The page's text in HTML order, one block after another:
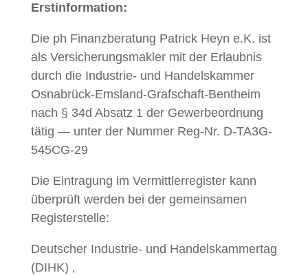
Erstin­for­ma­tion:
Die ph Finanzber­atung Patrick Heyn e.K. ist
als Ver­sicherungs­mak­ler mit der Erlaub­nis
durch die Indus­trie- und Han­del­skam­mer
Osnabrück-Ems­land-Graf­schaft-Ben­theim
nach § 34d Absatz 1 der Gewer­be­ord­nung
tätig — unter der Num­mer Reg-Nr. D‑TA3G-
545CG-29
Die Ein­tra­gung im Ver­mit­tler­reg­is­ter kann
über­prüft wer­den bei der gemein­samen
Registerstelle:
Deutsch­er Indus­trie- und Han­del­skam­mertag
(DIHK) ‚